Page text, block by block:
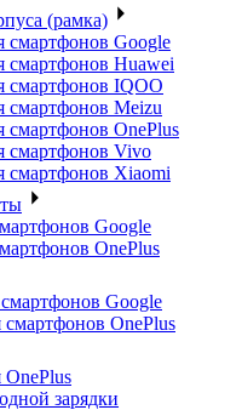
(рамка)
смартфонов Google
смартфонов Huawei
смартфонов IQOO
смартфонов Meizu
смартфонов OnePlus
смартфонов Vivo
смартфонов Xiaomi
Google
OnePlus
Google
OnePlus
зарядки